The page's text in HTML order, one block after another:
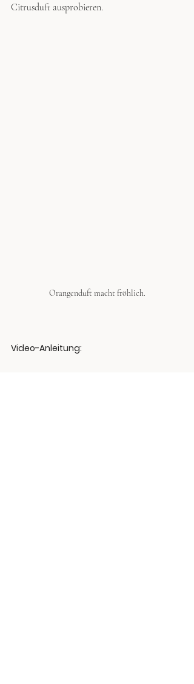
Citrusduft ausprobieren.
Orangenduft macht fröhlich.
Video-Anleitung: